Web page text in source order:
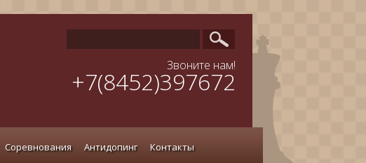
Звоните нам!
+7(8452)397672
Соревнования Антидопинг Контакты